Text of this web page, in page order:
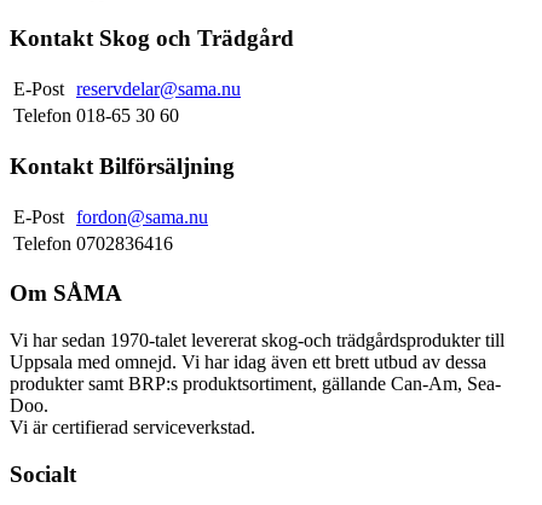
Kontakt Skog och Trädgård
E-Post reservdelar@sama.nu
Telefon 018-65 30 60
Kontakt Bilförsäljning
E-Post fordon@sama.nu
Telefon 0702836416
Om SÅMA
Vi har sedan 1970-talet levererat skog-och trädgårdsprodukter till
Uppsala med omnejd. Vi har idag även ett brett utbud av dessa
produkter samt BRP:s produktsortiment, gällande Can-Am, Sea-
Doo.
Vi är certifierad serviceverkstad.
Socialt